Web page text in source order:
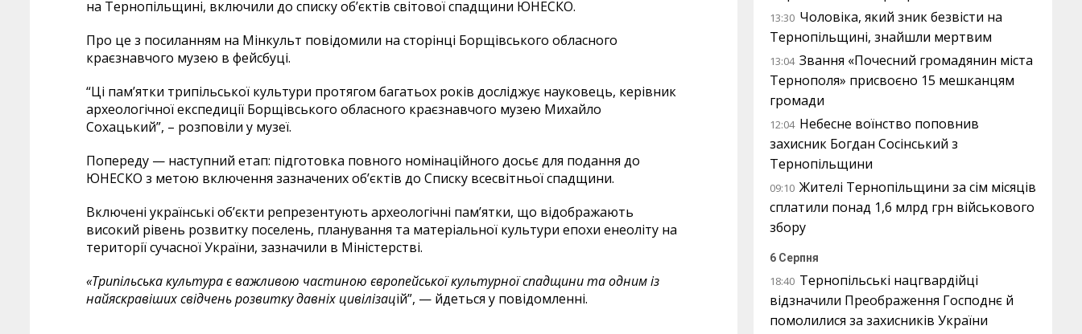
на Тернопільщині, включили до списку об’єктів світової спадщини ЮНЕСКО.
Про це з посиланням на Мінкульт повідомили на сторінці Борщівського обласного
краєзнавчого музею в фейсбуці.
“Ці пам’ятки трипільської культури протягом багатьох років досліджує науковець, керівник
археологічної експедиції Борщівського обласного краєзнавчого музею Михайло
Сохацький”, – розповіли у музеї.
Попереду — наступний етап: підготовка повного номінаційного досьє для подання до
ЮНЕСКО з метою включення зазначених об’єктів до Списку всесвітньої спадщини.
Включені українські об’єкти репрезентують археологічні пам’ятки, що відображають
високий рівень розвитку поселень, планування та матеріальної культури епохи енеоліту на
території сучасної України, зазначили в Міністерстві.
«Трипільська культура є важливою частиною європейської культурної спадщини та одним із
найяскравіших свідчень розвитку давніх цивілізацій”, — йдеться у повідомленні.
13:30 Чоловіка, який зник безвісти на
Тернопільщині, знайшли мертвим
13:04 Звання «Почесний громадянин міста
Тернополя» присвоєно 15 мешканцям
громади
12:04 Небесне воїнство поповнив
захисник Богдан Сосінський з
Тернопільщини
09:10 Жителі Тернопільщини за сім місяців
сплатили понад 1,6 млрд грн військового
збору
6 Серпня
18:40 Тернопільські нацгвардійці
відзначили Преображення Господнє й
помолилися за захисників України